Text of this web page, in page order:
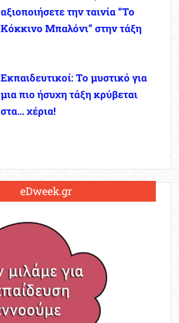
αξιοποιήσετε την ταινία “Το
Κόκκινο Μπαλόνι” στην τάξη
Εκπαιδευτικοί: Το μυστικό για
μια πιο ήσυχη τάξη κρύβεται
στα… χέρια!
eDweek.gr